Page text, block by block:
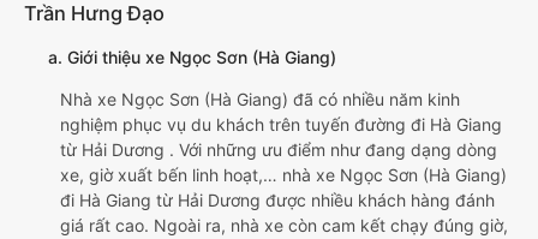
Trần Hưng Đạo
a. Giới thiệu xe Ngọc Sơn (Hà Giang)
Nhà xe Ngọc Sơn (Hà Giang) đã có nhiều năm kinh
nghiệm phục vụ du khách trên tuyến đường đi Hà Giang
từ Hải Dương . Với những ưu điểm như đang dạng dòng
xe, giờ xuất bến linh hoạt,… nhà xe Ngọc Sơn (Hà Giang)
đi Hà Giang từ Hải Dương được nhiều khách hàng đánh
giá rất cao. Ngoài ra, nhà xe còn cam kết chạy đúng giờ,